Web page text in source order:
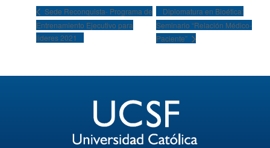
Sede Reconquista- Programa de
Entrenamiento Ejecutivo para
lideres 2021
Diplomatura en Bioética:
Seminario “Relación Médico-
Paciente”